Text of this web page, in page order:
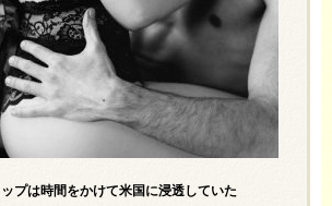
プは時間をかけて米国に浸透していた